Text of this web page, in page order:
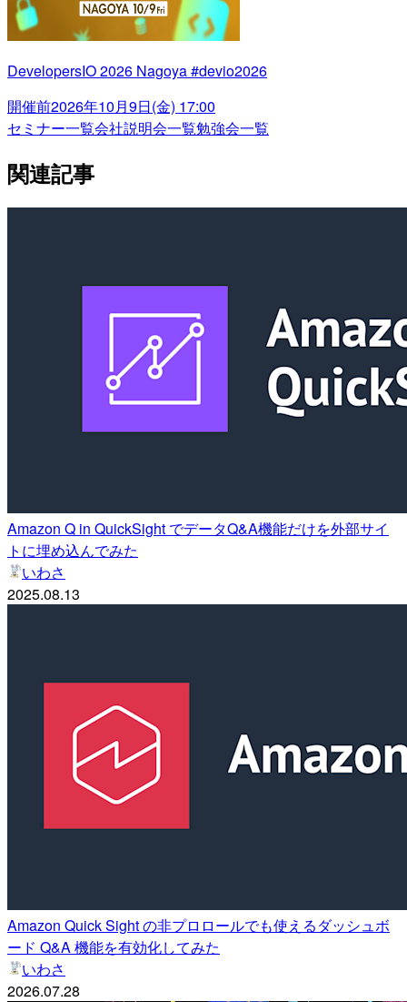
DevelopersIO 2026 Nagoya #devio2026
開催前2026年10月9日(金) 17:00
セミナー一覧会社説明会一覧勉強会一覧
関連記事
Amazon Q in QuickSight でデータQ&A機能だけを外部サイ
トに埋め込んでみた
いわさ
2025.08.13
Amazon Quick Sight の非プロロールでも使えるダッシュボ
ード Q&A 機能を有効化してみた
いわさ
2026.07.28